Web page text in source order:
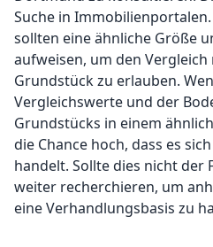
Suche in
sollten eine ähnliche Größe
aufweisen, um den
Grundstück zu erlauben.
Vergleichswerte und der
Grundstücks in einem
die Chance hoch, dass es
handelt. Sollte dies nicht der
weiter recherchieren, um
eine Verhandlungsbasis zu